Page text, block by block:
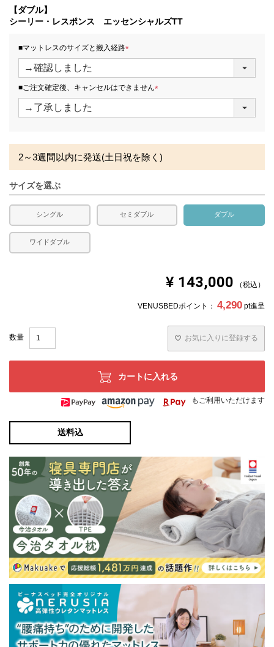
生産国 日本
備考
【エコマーク対象商品】
・価格はマットレス単体購入の金額です。
・配達日指定ＯＫ！
※北海道・沖縄・離島等一部地域へのお届けは別途送料が
発生する場合がございます。また、発送予定も変更になる
場合があります。
【ダブル】
シーリー・レスポンス エッセンシャルズTT
■マットレスのサイズと搬入経路
(
)
■ご注文確定後、キャンセルはできません
(
2～3週間以内に発送(土日祝を除く)
サイズを選ぶ
シングル セミダブル ダブル
ワイドダブル
¥ 143,000 税込
VENUSBEDポイント： 4,290 pt進呈
お気に入りに登録する
カートに入れる
もご利用いただけます
送料込